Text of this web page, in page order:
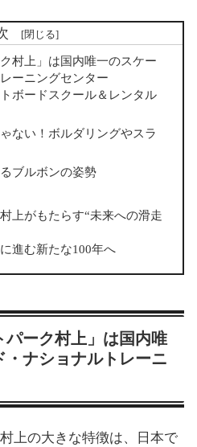
村上」は国内唯一のスケー
ーニングセンター
ボードスクール＆レンタル
ない！ボルダリングやスラ
ブルボンの姿勢
上がもたらす“未来への滑走
進む新たな100年へ
パーク村上」は国内唯
・ナショナルトレーニ
上の大きな特徴は、日本で